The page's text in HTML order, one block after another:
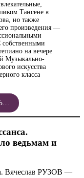
Тансене в
но также
произведения —
на вечере
Музыкально-
искусства
класса
ведьмам и